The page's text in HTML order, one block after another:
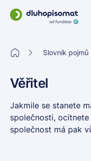
Slovník pojmů
Věřitel
Jakmile se stanete
společnosti,
společnost má pak